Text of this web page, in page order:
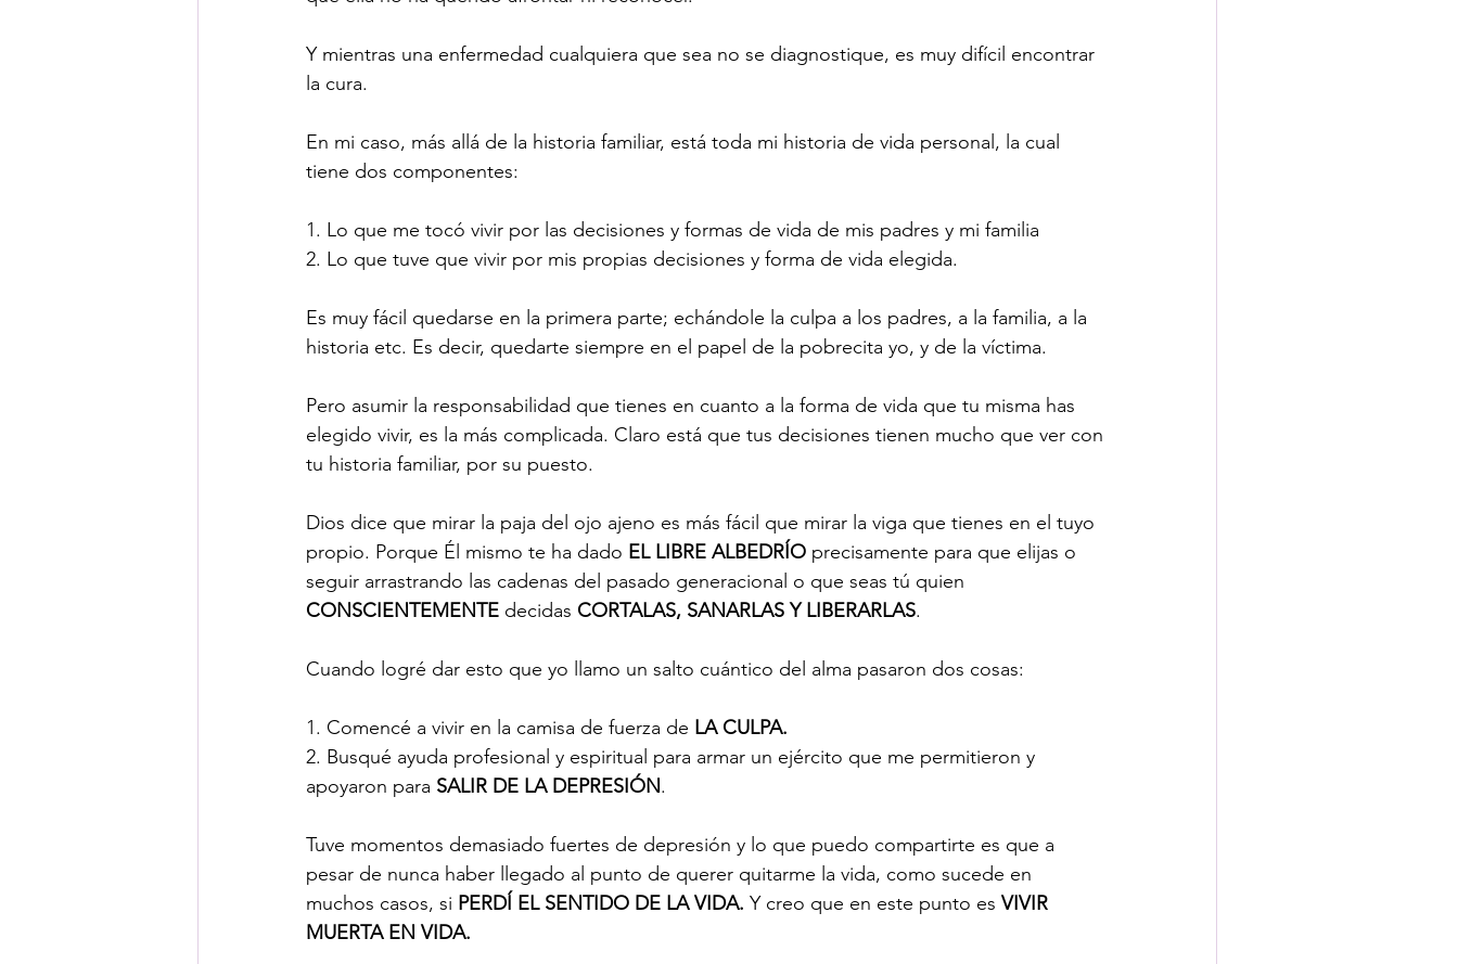
Y mientras una enfermedad cualquiera que sea no se diagnostique, es muy difícil encontrar
la cura.
En mi caso, más allá de la historia familiar, está toda mi historia de vida personal, la cual
tiene dos componentes:
1. Lo que me tocó vivir por las decisiones y formas de vida de mis padres y mi familia
2. Lo que tuve que vivir por mis propias decisiones y forma de vida elegida.
Es muy fácil quedarse en la primera parte; echándole la culpa a los padres, a la familia, a la
historia etc. Es decir, quedarte siempre en el papel de la pobrecita yo, y de la víctima.
Pero asumir la responsabilidad que tienes en cuanto a la forma de vida que tu misma has
elegido vivir, es la más complicada. Claro está que tus decisiones tienen mucho que ver con
tu historia familiar, por su puesto.
Dios dice que mirar la paja del ojo ajeno es más fácil que mirar la viga que tienes en el tuyo
propio. Porque Él mismo te ha dado EL LIBRE ALBEDRÍO precisamente para que elijas o
seguir arrastrando las cadenas del pasado generacional o que seas tú quien
CONSCIENTEMENTE decidas CORTALAS, SANARLAS Y LIBERARLAS.
Cuando logré dar esto que yo llamo un salto cuántico del alma pasaron dos cosas:
1. Comencé a vivir en la camisa de fuerza de LA CULPA.
2. Busqué ayuda profesional y espiritual para armar un ejército que me permitieron y
apoyaron para SALIR DE LA DEPRESIÓN.
Tuve momentos demasiado fuertes de depresión y lo que puedo compartirte es que a
pesar de nunca haber llegado al punto de querer quitarme la vida, como sucede en
muchos casos, si PERDÍ EL SENTIDO DE LA VIDA. Y creo que en este punto es VIVIR
MUERTA EN VIDA.